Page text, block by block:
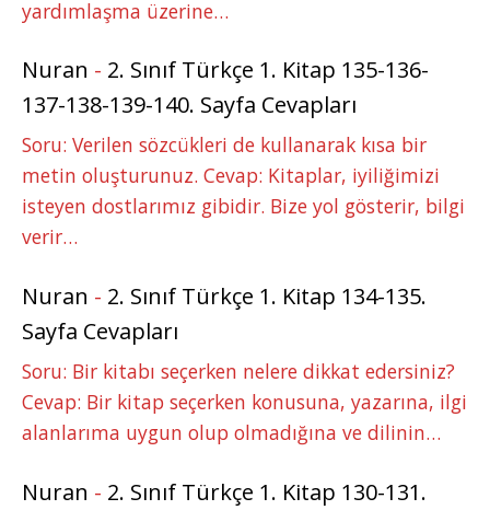
yardımlaşma üzerine…
Nuran - 2. Sınıf Türkçe 1. Kitap 135-136-
137-138-139-140. Sayfa Cevapları
Soru: Verilen sözcükleri de kullanarak kısa bir
metin oluşturunuz. Cevap: Kitaplar, iyiliğimizi
isteyen dostlarımız gibidir. Bize yol gösterir, bilgi
verir…
Nuran - 2. Sınıf Türkçe 1. Kitap 134-135.
Sayfa Cevapları
Soru: Bir kitabı seçerken nelere dikkat edersiniz?
Cevap: Bir kitap seçerken konusuna, yazarına, ilgi
alanlarıma uygun olup olmadığına ve dilinin…
Nuran - 2. Sınıf Türkçe 1. Kitap 130-131.